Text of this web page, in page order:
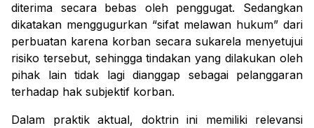
diterima secara bebas oleh penggugat. Sedangkan
dikatakan menggugurkan “sifat melawan hukum” dari
perbuatan karena korban secara sukarela menyetujui
risiko tersebut, sehingga tindakan yang dilakukan oleh
pihak lain tidak lagi dianggap sebagai pelanggaran
terhadap hak subjektif korban.
Dalam praktik aktual, doktrin ini memiliki relevansi